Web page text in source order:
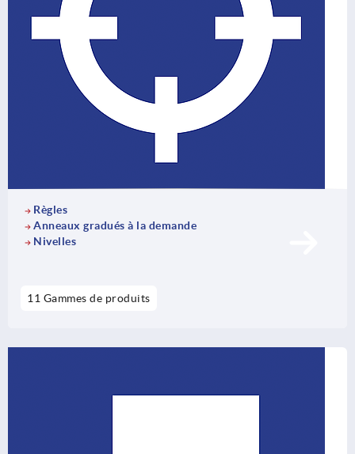
Règles
Anneaux gradués à la demande
Nivelles
11 Gammes de produits